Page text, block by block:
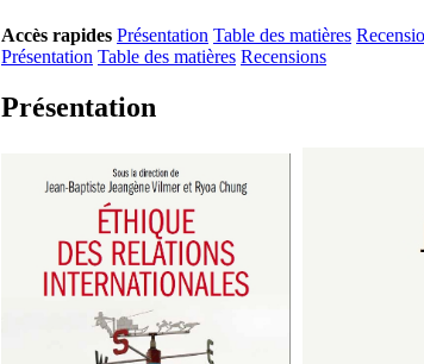
Accès rapides Présentation Table des matières
Présentation Table des matières Recensions
Présentation